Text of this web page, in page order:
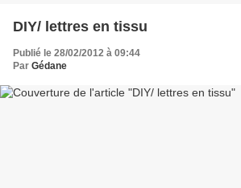
DIY/ lettres en tissu
Publié le 28/02/2012 à 09:44
Par Gédane